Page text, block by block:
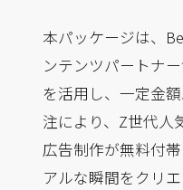
本パッケージは、
ンテンツパートナ
を活用し、一定金
注により、Z世代人
広告制作が無料付
アルな瞬間をクリ